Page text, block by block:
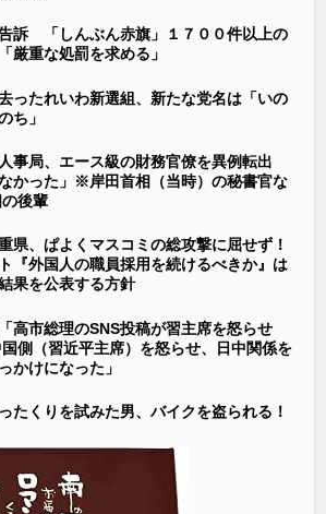
告訴 「しんぶん赤旗」１７００件以上の
重な処罰を求める」
ったれいわ新選組、新たな党名は「いの
ち」
人事局、エース級の財務官僚を異例転出
かった」※岸田首相（当時）の秘書官な
後輩
県、ぱよくマスコミの総攻撃に屈せず！
『外国人の職員採用を続けるべきか』は
果を公表する方針
高市総理のSNS投稿が習主席を怒らせ
側（習近平主席）を怒らせ、日中関係を
かけになった」
たくりを試みた男、バイクを盗られる！